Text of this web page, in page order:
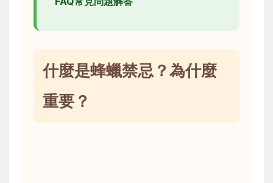
什麼是蜂蠟禁忌？為什麼
重要？